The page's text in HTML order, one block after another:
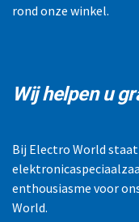
rond onze winkel.
Wij helpen u
Bij Electro World
enthousiasme voor
World.